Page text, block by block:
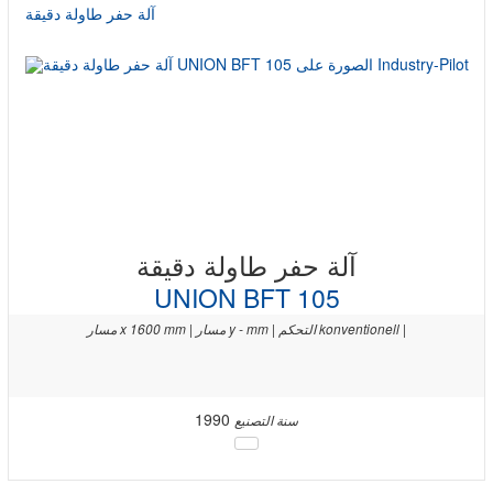
آلة حفر طاولة دقيقة
آلة حفر طاولة دقيقة
UNION BFT 105
مسار x 1600 mm | مسار y - mm | التحكم konventionell |
سنة التصنيع